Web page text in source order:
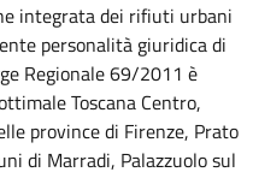
integrata dei rifiuti urbani
personalità giuridica di
Regionale 69/2011 è
Toscana Centro,
province di Firenze, Prato
di Marradi, Palazzuolo sul